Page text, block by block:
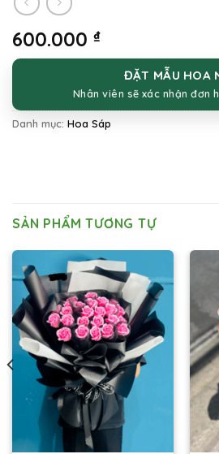
600.000 ₫
ĐẶT MẪU HOA
Nhân viên sẽ xác nhận đơn
Danh mục: Hoa Sáp
SẢN PHẨM TƯƠNG TỰ